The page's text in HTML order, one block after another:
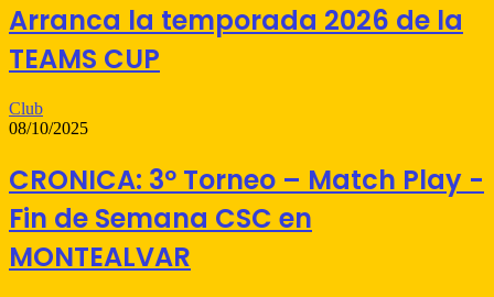
Arranca la temporada 2026 de la
TEAMS CUP
Club
08/10/2025
CRONICA: 3º Torneo – Match Play -
Fin de Semana CSC en
MONTEALVAR